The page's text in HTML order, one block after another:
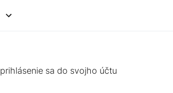
sa do svojho účtu